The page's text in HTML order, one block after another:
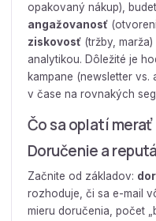
opakovaný nákup),
angažovanosť
ziskovosť (tržby,
analytikou. Dôležité je
kampane (newsletter
v čase na rovnakých
Čo sa oplatí merať
Doručenie a
Začnite od základov:
rozhoduje, či sa e-mail
mieru doručenia, počet